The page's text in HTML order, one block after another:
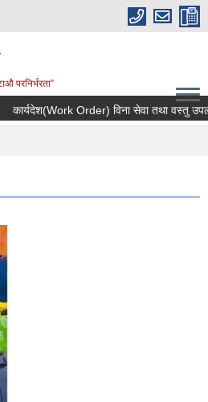
परनिर्भरता”
कार्यदेश(Work Order) विना सेवा तथा वस्तु